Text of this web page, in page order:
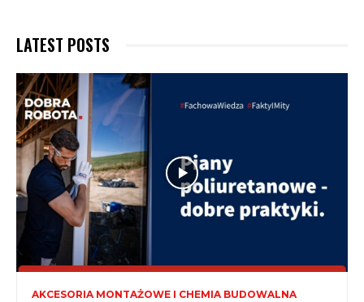
LATEST POSTS
AKCESORIA MONTAŻOWE I CHEMIA BUDOWALNA